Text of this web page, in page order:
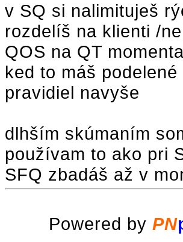
v SQ si nalimituješ
rozdelíš na klienti /
QOS na QT
ked to máš
pravidiel navyše
dlhším skúmaním
používam to ako pri
SFQ zbadáš až v
Powered by PN